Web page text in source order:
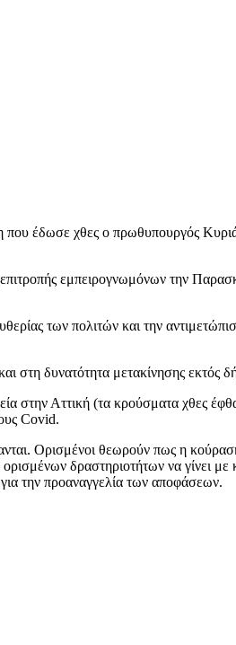
που έδωσε χθες ο πρωθυπουργός
εμπειρογνωμόνων την
των πολιτών και την
στη δυνατότητα μετακίνησης εκτός
στην Αττική (τα κρούσματα χθες
Covid.
Ορισμένοι θεωρούν πως η
δραστηριοτήτων να γίνει
την προαναγγελία των αποφάσεων.